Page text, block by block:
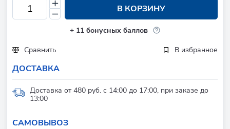
В КОРЗИНУ
+ 11бонусных баллов
Сравнить
В избранное
ДОСТАВКА
Доставка от 480 руб. с 14:00 до 17:00, при заказе до
13:00
CАМОВЫВОЗ